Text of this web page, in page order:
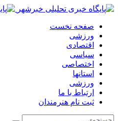
صفحه نخست
ورزشی
اقتصادی
سیاسی
اختصاصی
استانها
ورزشی
ارتباط با ما
ثبت نام هنرمندان